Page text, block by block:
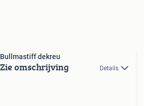
Bullmastiff dekreu
Zie omschrijving Details